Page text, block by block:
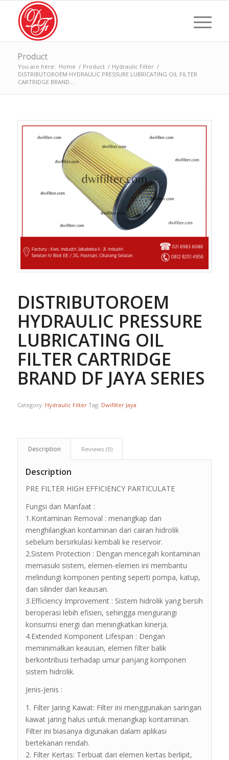
Product
You are here: Home / Product / Hydraulic Filter /
DISTRIBUTOROEM HYDRAULIC PRESSURE LUBRICATING OIL FILTER
CARTRIDGE BRAND...
DISTRIBUTOROEM
HYDRAULIC PRESSURE
LUBRICATING OIL
FILTER CARTRIDGE
BRAND DF JAYA SERIES
Category: Hydraulic Filter Tag: Dwifilter Jaya
Description Reviews (0)
Description
PRE FILTER HIGH EFFICIENCY PARTICULATE
Fungsi dan Manfaat :
1.Kontaminan Removal : menangkap dan
menghilangkan kontaminan dari cairan hidrolik
sebelum bersirkulasi kembali ke reservoir.
2.Sistem Protection : Dengan mencegah kontaminan
memasuki sistem, elemen-elemen ini membantu
melindungi komponen penting seperti pompa, katup,
dan silinder dari keausan.
3.Efficiency Improvement : Sistem hidrolik yang bersih
beroperasi lebih efisien, sehingga mengurangi
konsumsi energi dan meningkatkan kinerja.
4.Extended Komponent Lifespan : Dengan
meminimalkan keausan, elemen filter balik
berkontribusi terhadap umur panjang komponen
sistem hidrolik.
Jenis-Jenis :
1. Filter Jaring Kawat: Filter ini menggunakan saringan
kawat jaring halus untuk menangkap kontaminan.
Filter ini biasanya digunakan dalam aplikasi
bertekanan rendah.
2. Filter Kertas: Terbuat dari elemen kertas berlipit,